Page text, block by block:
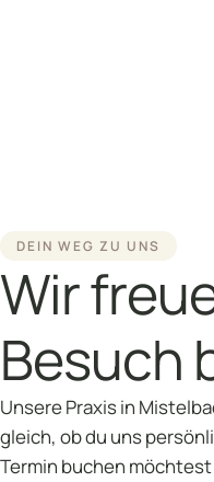
DEIN WEG ZU UNS
Wir
Besuch
Unsere Praxis in
gleich, ob du uns
Termin buchen